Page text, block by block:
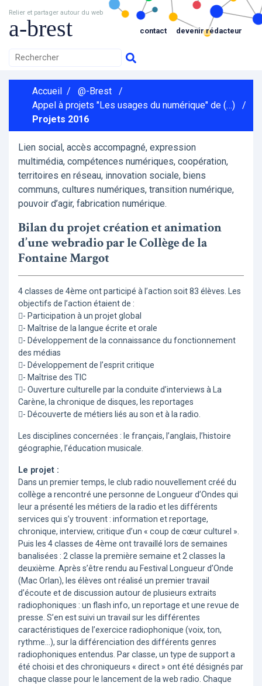
Relier et partager autour du web
a-brest contact devenir rédacteur
Accueil / @-Brest
/
Appel à projets "Les usages du numérique" de (…)
/
Projets 2016
Lien social, accès accompagné, expression
multimédia, compétences numériques, coopération,
territoires en réseau, innovation sociale, biens
communs, cultures numériques, transition numérique,
pouvoir d’agir, fabrication numérique.
Bilan du projet création et animation
d’une webradio par le Collège de la
Fontaine Margot
4 classes de 4ème ont participé à l’action soit 83 élèves. Les
objectifs de l’action étaient de :
- Participation à un projet global
- Maîtrise de la langue écrite et orale
- Développement de la connaissance du fonctionnement
des médias
- Développement de l’esprit critique
- Maîtrise des TIC
- Ouverture culturelle par la conduite d’interviews à La
Carène, la chronique de disques, les reportages
- Découverte de métiers liés au son et à la radio.
Les disciplines concernées : le français, l’anglais, l’histoire
géographie, l’éducation musicale.
Le projet :
Dans un premier temps, le club radio nouvellement créé du
collège a rencontré une personne de Longueur d’Ondes qui
leur a présenté les métiers de la radio et les différents
services qui s’y trouvent : information et reportage,
chronique, interview, critique d’un « coup de cœur culturel ».
Puis les 4 classes de 4ème ont travaillé lors de semaines
banalisées : 2 classe la première semaine et 2 classes la
deuxième. Après s’être rendu au Festival Longueur d’Onde
(Mac Orlan), les élèves ont réalisé un premier travail
d’écoute et de discussion autour de plusieurs extraits
radiophoniques : un flash info, un reportage et une revue de
presse. S’en est suivi un travail sur les différentes
caractéristiques de l’exercice radiophonique (voix, ton,
rythme...), sur la différenciation des différents genres
radiophoniques entendus. Par classe, un type de support a
été choisi et des chroniqueurs « direct » ont été désignés par
chaque classe pour le lancement de la web radio. Chaque